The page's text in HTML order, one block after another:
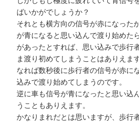
ばいかがでしょうか？
それとも横方向の信号が赤になった
が青になると思い込んで渡り始めた
があったとすれば、思い込みで歩行
ま渡り初めてしまうことはありえま
なれば数秒後に歩行者の信号が赤に
込みで渡り始めてしまうのです。
逆に車も信号が青になったと思い込
うこともありえます。
かなりまれだとは思いますが、歩行